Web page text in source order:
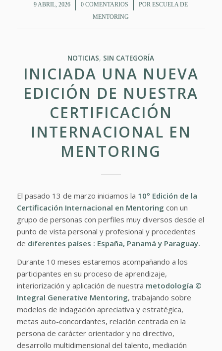
9 ABRIL, 2026
/ 0 COMENTARIOS
/ PORESCUELA DE
MENTORING
NOTICIAS, SIN CATEGORÍA
INICIADA UNA NUEVA
EDICIÓN DE NUESTRA
CERTIFICACIÓN
INTERNACIONAL EN
MENTORING
El pasado 13 de marzo iniciamos la 10º Edición de la
Certificación Internacional en Mentoring con un
grupo de personas con perfiles muy diversos desde el
punto de vista personal y profesional y procedentes
de diferentes países : España, Panamá y Paraguay.
Durante 10 meses estaremos acompañando a los
participantes en su proceso de aprendizaje,
interiorización y aplicación de nuestra metodología ©
Integral Generative Mentoring, trabajando sobre
modelos de indagación apreciativa y estratégica,
metas auto-concordantes, relación centrada en la
persona de carácter orientador y no directivo,
desarrollo multidimensional del talento, mediación